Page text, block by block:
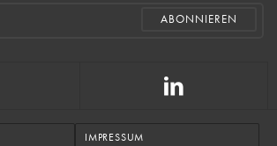
IMPRESSUM